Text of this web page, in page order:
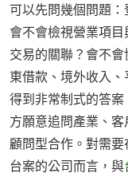
可以先問幾個問題
會不會檢視營業項
交易的關聯？會不
東借款、境外收入
得到非常制式的答
方願意追問產業、
顧問型合作。對需
台案的公司而言，與